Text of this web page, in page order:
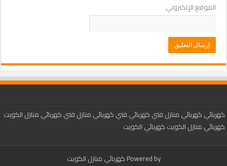
الموقع الإلكتروني
كهربائي كهربائي منازل فني كهربائي فني كهربائي منازل فني كهربائي منازل الكويت
كهربائي منازل الكويت كهربائي الكويت
Powered by كهربائي منازل الكويت